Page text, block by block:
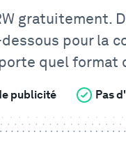
gratuitement.
pour la
quel format
publicité Pas